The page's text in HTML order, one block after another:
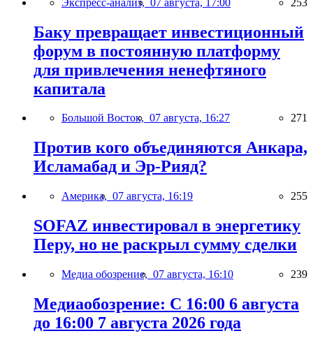
Баку превращает инвестиционный
форум в постоянную платформу
для привлечения ненефтяного
капитала
Большой Восток, 07 августа, 16:27 271
Против кого объединяются Анкара,
Исламабад и Эр-Рияд?
Америка, 07 августа, 16:19 255
SOFAZ инвестировал в энергетику
Перу, но не раскрыл сумму сделки
Медиа обозрение, 07 августа, 16:10 239
Медиаобозрение: С 16:00 6 августа
до 16:00 7 августа 2026 года